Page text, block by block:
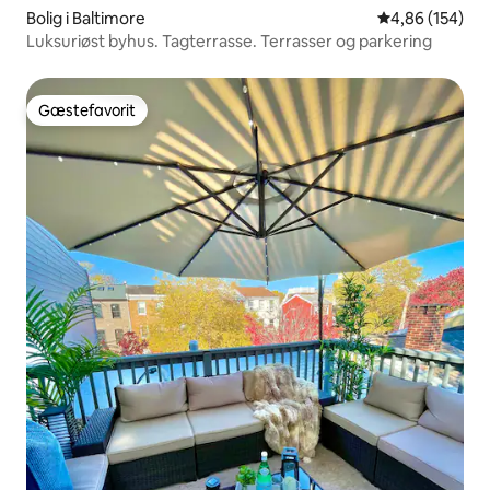
Bolig i Baltimore 4,86 ud af 5 i
4,86 (154)
Luksuriøst byhus. Tagterrasse. Terrasser og parkering
Gæstefavorit
Gæstefavorit